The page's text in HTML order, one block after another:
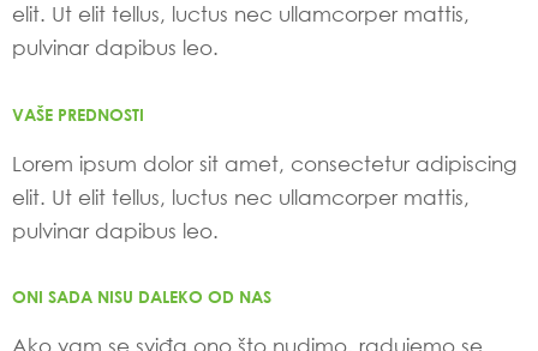
elit. Ut elit tellus, luctus nec ullamcorper mattis,
pulvinar dapibus leo.
VAŠE PREDNOSTI
Lorem ipsum dolor sit amet, consectetur adipiscing
elit. Ut elit tellus, luctus nec ullamcorper mattis,
pulvinar dapibus leo.
ONI SADA NISU DALEKO OD NAS
Ako vam se sviđa ono što nudimo, radujemo se